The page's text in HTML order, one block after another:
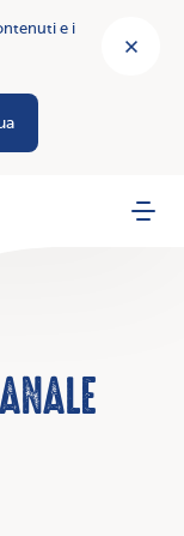
e i
Menu